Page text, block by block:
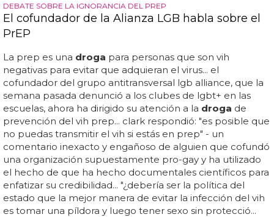
DEBATE SOBRE LA IGNORANCIA DEL PREP
El cofundador de la Alianza LGB habla sobre el
PrEP
La prep es una droga para personas que son vih
negativas para evitar que adquieran el virus... el
cofundador del grupo antitransversal lgb alliance, que la
semana pasada denunció a los clubes de lgbt+ en las
escuelas, ahora ha dirigido su atención a la droga de
prevención del vih prep... clark respondió: "es posible que
no puedas transmitir el vih si estás en prep" - un
comentario inexacto y engañoso de alguien que cofundó
una organización supuestamente pro-gay y ha utilizado
el hecho de que ha hecho documentales científicos para
enfatizar su credibilidad... "¿debería ser la política del
estado que la mejor manera de evitar la infección del vih
es tomar una píldora y luego tener sexo sin protecció...